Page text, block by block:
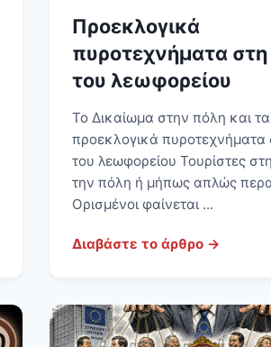
Προεκλογικά
πυροτεχνήματα
του λεωφορείου
Το Δικαίωμα στην πόλη και τα
προεκλογικά πυροτεχνήματα
του λεωφορείου Τουρίστες
την πόλη ή μήπως απλώς
Ορισμένοι φαίνεται ...
Διαβάστε το άρθρο →